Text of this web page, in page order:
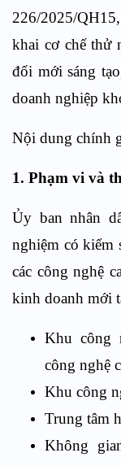
226/2025/
khai cơ chế thử
đổi mới sáng
doanh nghiệp
Nội dung chính
1. Phạm vi và
Ủy ban nhân
nghiệm có kiểm
các công nghệ
kinh doanh mới
Khu công
công nghệ
Khu công
Trung tâm
Không